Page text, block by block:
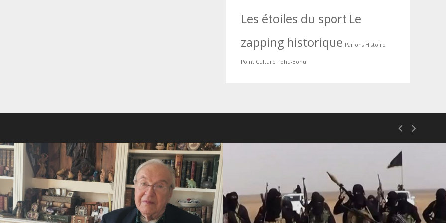
Les étoiles du sport Le
zapping historique Parlons Histoire
Point Culture Tohu-Bohu